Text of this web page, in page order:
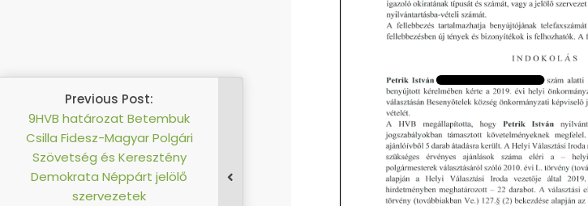
Previous Post:
határozat Betembuk
Fidesz-Magyar Polgári
Szövetség és Keresztény
Demokrata Néppárt jelölő
szervezetek